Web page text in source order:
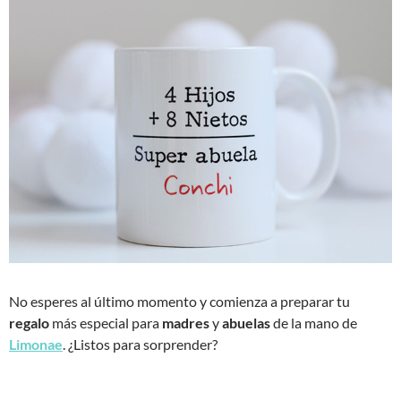
No esperes al último momento y comienza a preparar tu
regalo más especial para madresyabuelasde la mano de
Limonae. ¿Listos para sorprender?